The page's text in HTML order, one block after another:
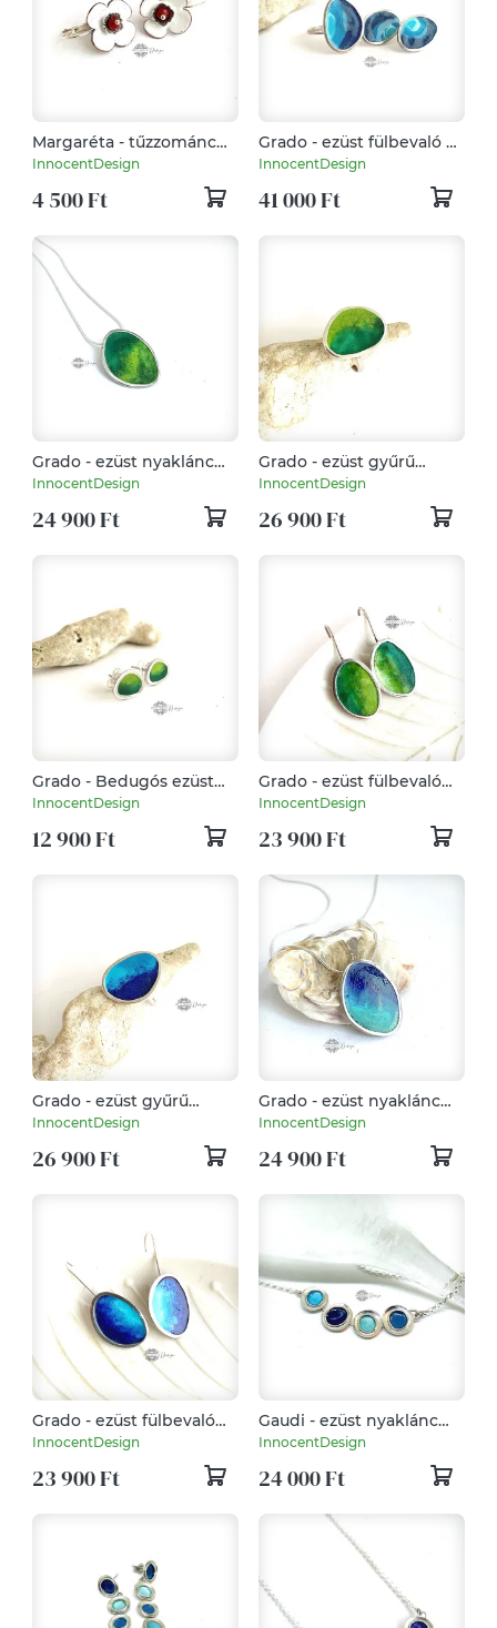
Margaréta - tűzzománc
fülbevaló - virág fülbevaló
InnocentDesign
4 500 Ft
Grado - ezüst fülbevaló és
gyűrű tűzzománccal
InnocentDesign
41 000 Ft
Grado - ezüst nyaklánc
tűzzománccal
InnocentDesign
24 900 Ft
Grado - ezüst gyűrű
tűzzománccal
InnocentDesign
26 900 Ft
Grado - Bedugós ezüst
fülbevaló tűzzománccal
InnocentDesign
12 900 Ft
Grado - ezüst fülbevaló
tűzzománccal - zöld
InnocentDesign
23 900 Ft
Grado - ezüst gyűrű
tűzzománccal
InnocentDesign
26 900 Ft
Grado - ezüst nyaklánc
tűzzománccal - türkiz-kék
InnocentDesign
24 900 Ft
Grado - ezüst fülbevaló
tűzzománccal - türkiz-kék
InnocentDesign
23 900 Ft
Gaudi - ezüst nyaklánc
tűzzománccal - türkizkék
InnocentDesign
24 000 Ft